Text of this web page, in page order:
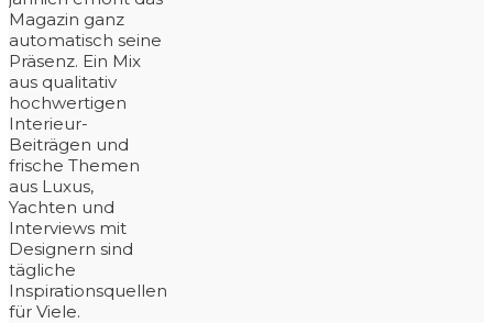
Magazin ganz
automatisch seine
Präsenz. Ein Mix
aus qualitativ
hochwertigen
Interieur-
Beiträgen und
frische Themen
aus Luxus,
Yachten und
Interviews mit
Designern sind
tägliche
Inspirationsquellen
für Viele.